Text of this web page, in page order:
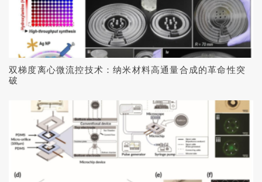
双梯度离心微流控技术：纳米材料高通量合成的革命性突
破